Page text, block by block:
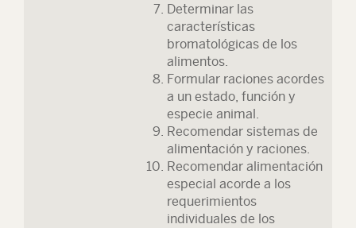
Determinar las
características
bromatológicas de los
alimentos.
Formular raciones acordes
a un estado, función y
especie animal.
Recomendar sistemas de
alimentación y raciones.
Recomendar alimentación
especial acorde a los
requerimientos
individuales de los